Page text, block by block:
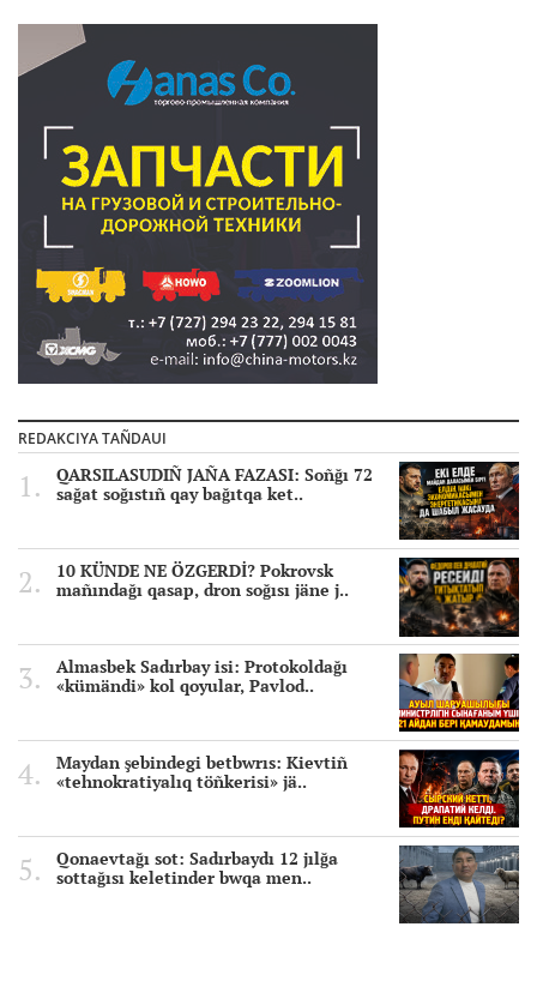
REDAKCIYA TAÑDAUI
QARSILASUDIÑ JAÑA FAZASI: Soñğı 72
sağat soğıstıñ qay bağıtqa ket..
10 KÜNDE NE ÖZGERDİ? Pokrovsk
mañındağı qasap, dron soğısı jäne j..
Almasbek Sadırbay isi: Protokoldağı
«kümändi» kol qoyular, Pavlod..
Maydan şebindegi betbwrıs: Kievtiñ
«tehnokratiyalıq töñkerisi» jä..
Qonaevtağı sot: Sadırbaydı 12 jılğa
sottağısı keletinder bwqa men..